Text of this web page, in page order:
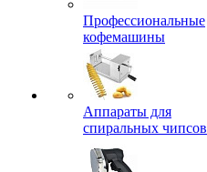
Профессиональные
кофемашины
Аппараты для
спиральных чипсов